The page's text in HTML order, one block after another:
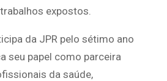
expostos.
da JPR pelo sétimo ano
seu papel como parceira
da saúde,